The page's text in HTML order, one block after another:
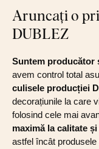
Aruncați o
DUBLEZ
Suntem producător
avem control total
culisele producției
decorațiunile la care
folosind cele mai
maximă la calitate
astfel încât